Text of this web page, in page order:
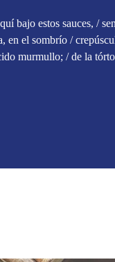
bajo estos sauces, /
en el sombrío /
murmullo; / de la